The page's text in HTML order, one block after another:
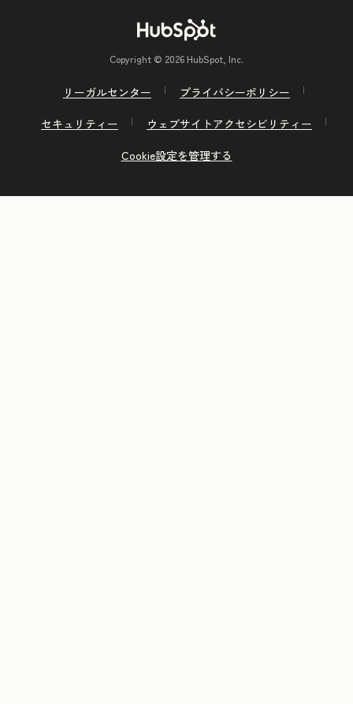
Copyright © 2026 HubSpot, Inc.
リーガルセンター
プライバシーポリシー
セキュリティー
ウェブサイトアクセシビリティー
Cookie設定を管理する